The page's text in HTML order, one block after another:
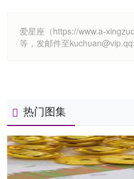
爱星座（https://www.a-
等，发邮件至
热门图集